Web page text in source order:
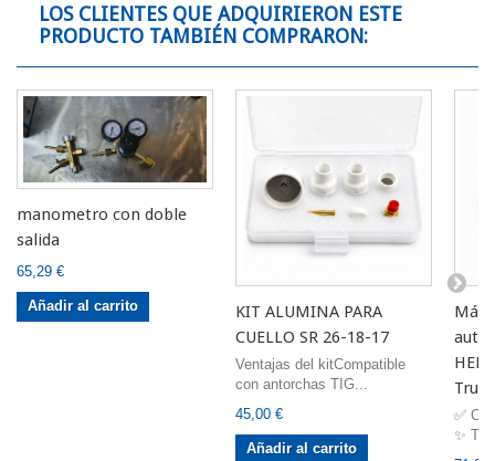
LOS CLIENTES QUE ADQUIRIERON ESTE
PRODUCTO TAMBIÉN COMPRARON:
manometro con doble
salida
65,29 €
Añadir al carrito
KIT ALUMINA PARA
CUELLO SR 26-18-17
Ventajas del kitCompatible
con antorchas TIG...
45,00 €
Añadir al carrito
True
✅
✨